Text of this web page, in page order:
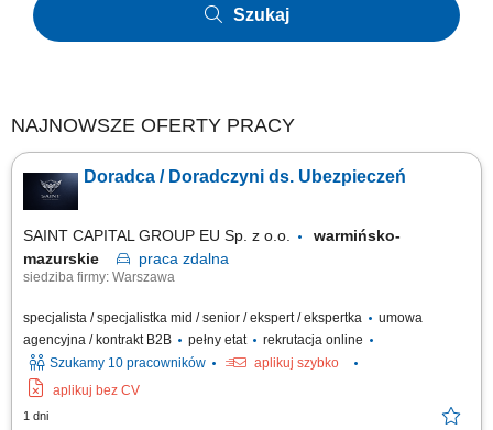
Szukaj
NAJNOWSZE OFERTY PRACY
Doradca / Doradczyni ds. Ubezpieczeń
SAINT CAPITAL GROUP EU Sp. z o.o.
warmińsko-
mazurskie
praca zdalna
siedziba firmy: Warszawa
specjalista / specjalistka mid / senior / ekspert / ekspertka
umowa
agencyjna / kontrakt B2B
pełny etat
rekrutacja online
Szukamy 10 pracowników
aplikuj szybko
aplikuj bez CV
1 dni